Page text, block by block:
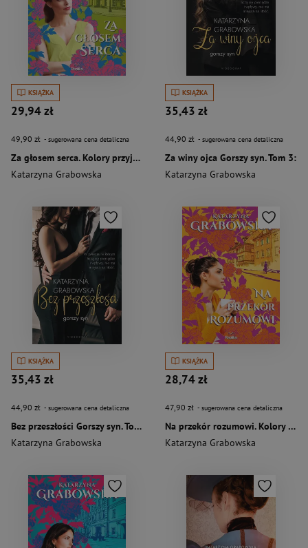
KSIĄŻKA
29,94 zł
49,90 zł - sugerowana cena detaliczna
Za głosem serca. Kolory przyjaźni
Katarzyna Grabowska
KSIĄŻKA
35,43 zł
44,90 zł - sugerowana cena detaliczna
Za winy ojca Gorszy syn. Tom 3:
Katarzyna Grabowska
KSIĄŻKA
35,43 zł
44,90 zł - sugerowana cena detaliczna
Bez przeszłości Gorszy syn. Tom 2:
Katarzyna Grabowska
KSIĄŻKA
28,74 zł
47,90 zł - sugerowana cena detaliczna
Na przekór rozumowi. Kolory przyjaźni
Katarzyna Grabowska